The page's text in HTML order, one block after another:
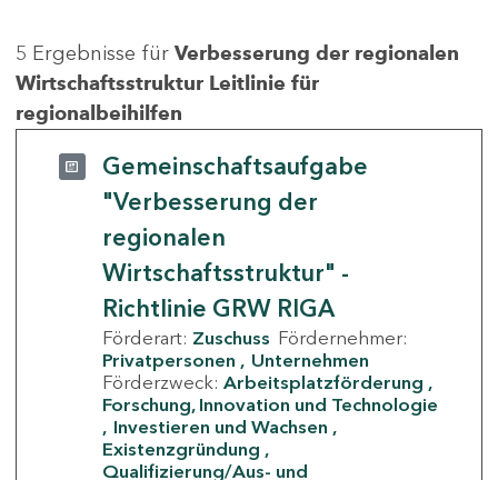
5 Ergebnisse für Verbesserung der regionalen
Wirtschaftsstruktur Leitlinie für
regionalbeihilfen
Gemeinschaftsaufgabe
"Verbesserung der
regionalen
Wirtschaftsstruktur" -
Richtlinie GRW RIGA
Förderart: Zuschuss Fördernehmer:
Privatpersonen
Unternehmen
Förderzweck: Arbeitsplatzförderung
Forschung, Innovation und Technologie
Investieren und Wachsen
Existenzgründung
Qualifizierung/Aus- und